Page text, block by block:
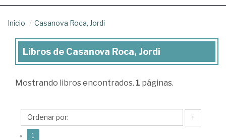
Inicio Casanova Roca, Jordi
Libros
Casanova
Jordi
Libros de Casanova Roca, Jordi
Mostrando libros encontrados. 1 páginas.
↑
« 1